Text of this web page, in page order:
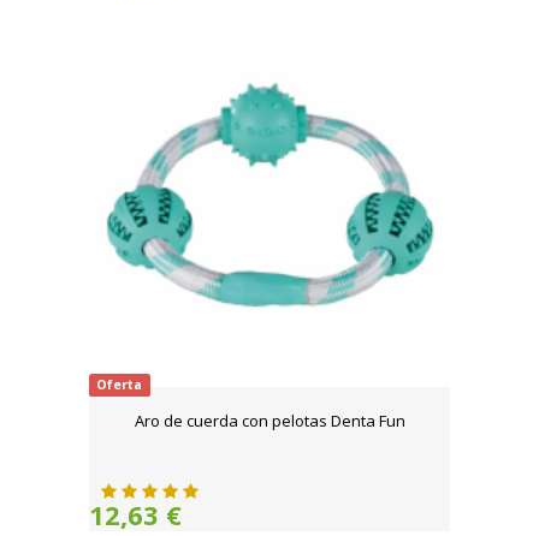
Oferta
Aro de cuerda con pelotas Denta Fun
12,63 €